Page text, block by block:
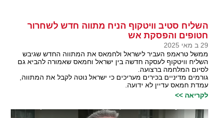
השליח סטיב וויטקוף הניח מתווה חדש לשחרור
חטופים והפסקת אש
29 ב מאי 2025
ממשל טראמפ העביר לישראל ולחמאס את המתווה החדש שגיבש
השליח וויטקוף לעסקה חדשה בין ישראל וחמאס שאמורה להביא גם
לסיום המלחמה ברצועה.
גורמים מדיניים בכירים מעריכים כי ישראל נוטה לקבל את המתווה,
עמדת חמאס עדיין לא ידועה.
לקריאה >>